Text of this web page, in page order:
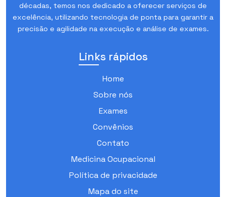
décadas, temos nos dedicado a oferecer serviços de
excelência, utilizando tecnologia de ponta para garantir a
precisão e agilidade na execução e análise de exames.
Links rápidos
Home
Sobre nós
Exames
Convênios
Contato
Medicina Ocupacional
Política de privacidade
Mapa do site